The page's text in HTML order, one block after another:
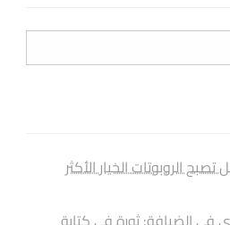
الروبوتات الخيار الأكثر